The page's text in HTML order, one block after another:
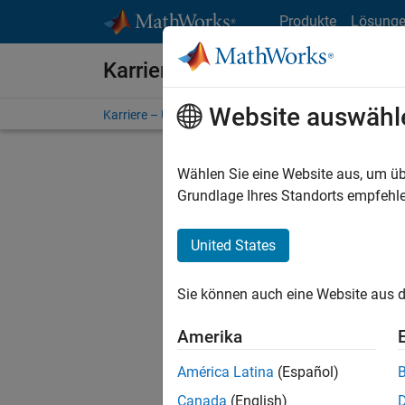
Produkte
Karriere bei MathWorks
Karriere – Übersicht Stellensuche
FILTER:
Stellen
Es
Region
Website
Wählen Sie eine Website aus, um
Grundlage Ihres Standorts
United States
Sie können auch eine Website aus
Amerika
América Latina (Español)
Canada (English)